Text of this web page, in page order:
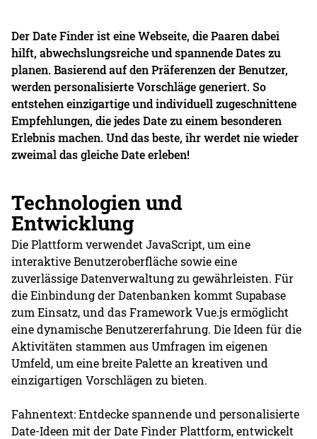
Der Date Finder ist eine Webseite, die Paaren dabei
hilft, abwechslungsreiche und spannende Dates zu
planen. Basierend auf den Präferenzen der Benutzer,
werden personalisierte Vorschläge generiert. So
entstehen einzigartige und individuell zugeschnittene
Empfehlungen, die jedes Date zu einem besonderen
Erlebnis machen. Und das beste, ihr werdet nie wieder
zweimal das gleiche Date erleben!
Technologien und
Entwicklung
Die Plattform verwendet JavaScript, um eine
interaktive Benutzeroberfläche sowie eine
zuverlässige Datenverwaltung zu gewährleisten. Für
die Einbindung der Datenbanken kommt Supabase
zum Einsatz, und das Framework Vue.js ermöglicht
eine dynamische Benutzererfahrung. Die Ideen für die
Aktivitäten stammen aus Umfragen im eigenen
Umfeld, um eine breite Palette an kreativen und
einzigartigen Vorschlägen zu bieten.
Fahnentext: Entdecke spannende und personalisierte
Date-Ideen mit der Date Finder Plattform, entwickelt